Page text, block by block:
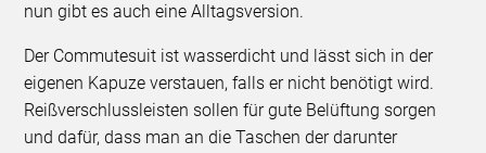
nun gibt es auch eine Alltagsversion.
Der Commutesuit ist wasserdicht und lässt sich in der
eigenen Kapuze verstauen, falls er nicht benötigt wird.
Reißverschlussleisten sollen für gute Belüftung sorgen
und dafür, dass man an die Taschen der darunter